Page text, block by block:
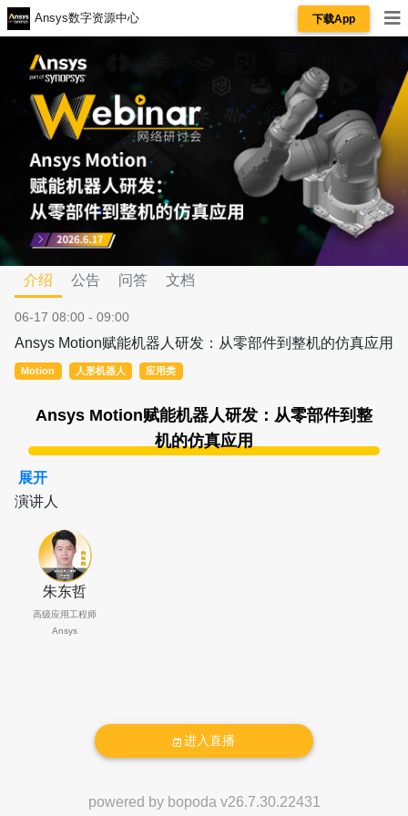
Ansys数字资源中心 下载App
进入直播
介绍 公告 问答 文档
06-17 08:00 - 09:00
Ansys Motion赋能机器人研发：从零部件到整机的仿真应用
Motion 人形机器人 应用类
Ansys Motion赋能机器人研发：从零部件到整
机的仿真应用
内容简介：
具身智能（Embodied AI）是人工智能技术发展的进阶
方向，更是其技术演化的必然终点。在这一发展进程
中，以关节模组为核心的硬件载体，已不再是单纯的机
械执行机构，而是决定具身智能技术上限的核心物理基
关节模组的扭矩密度、响应带宽、功率损耗等性能瓶
左右；而在直线与旋转关节组合方案中，该占比更是高
达45%。由此，动力系统的拓扑结构革新，已成为推动
展开
演讲人
朱东哲
高级应用工程师
Ansys
powered by bopoda v26.7.30.22431